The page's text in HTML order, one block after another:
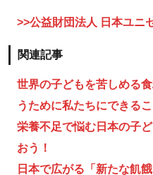
ン：
もと
繋が
感じ
られ
5.3
>>公益財団法人 日本ユニ
関連記事
世界の子どもを苦しめる
うために私たちにできる
栄養不足で悩む日本の子
おう！
日本で広がる「新たな飢